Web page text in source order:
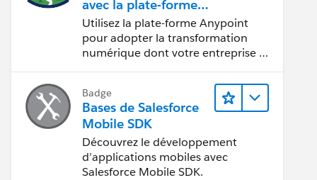
avec la plate-forme
Anypoint de
MuleSoft
Utilisez la plate-forme Anypoint
pour adopter la transformation
numérique dont votre entreprise a
Badge
Bases de Salesforce
Mobile SDK
Découvrez le développement
d’applications mobiles avec
Salesforce Mobile SDK.